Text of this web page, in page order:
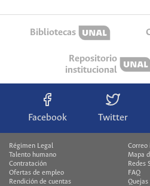
Bibliotecas
Repositorio
institucional
Facebook Twitter
Régimen Legal
Talento humano
Contratación
Ofertas de empleo
Rendición de cuentas
Correo
Mapa
Redes
FAQ